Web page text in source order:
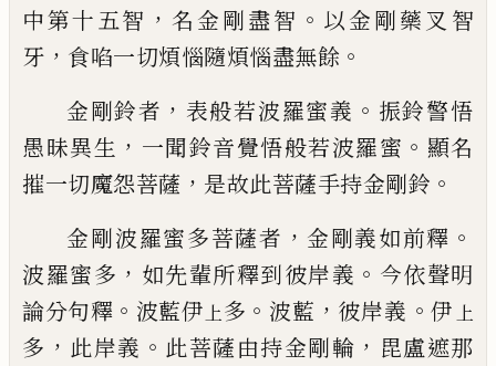
中第十五智 ， 名金剛盡智 。 以金剛藥叉智
牙 ， 食啗一切煩惱隨煩惱盡無餘 。
金剛鈴者 ， 表般若波羅蜜義 。 振鈴警悟
愚昧異生 ， 一聞鈴音覺悟般若波羅蜜 。 顯名
摧一切魔怨菩薩 ， 是故此菩薩手持金剛鈴 。
金剛波羅蜜多菩薩者 ， 金剛義如前釋 。
波羅蜜多 ， 如先輩所釋到彼岸義 。 今依聲明
論分句釋 。 波藍伊 上多 。 波藍 ， 彼岸義 。 伊 上
多 ， 此岸義 。 此菩薩由持金剛輪 ， 毘盧遮那